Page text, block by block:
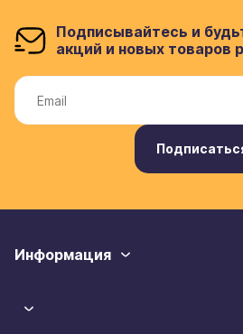
Подписывайтесь и
акций и новых товаров
Информация